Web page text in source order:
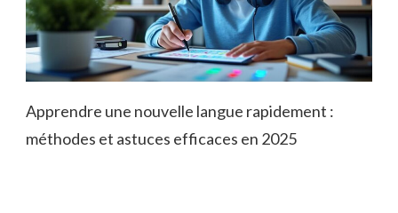
Apprendre une nouvelle langue rapidement :
méthodes et astuces efficaces en 2025